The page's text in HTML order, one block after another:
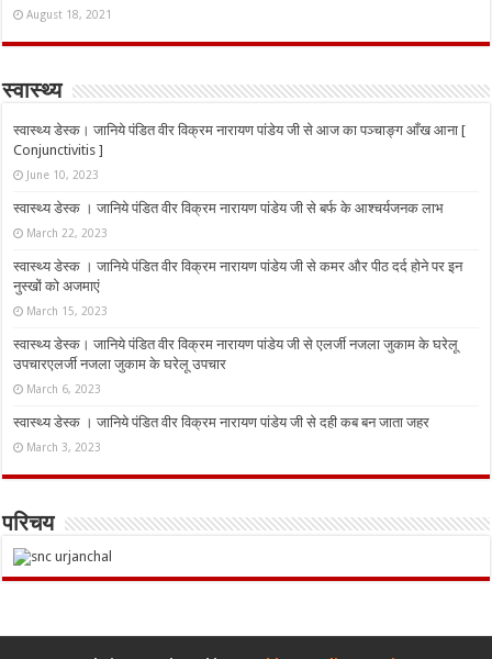
August 18, 2021
स्वास्थ्य
स्वास्थ्य डेस्क। जानिये पंडित वीर विक्रम नारायण पांडेय जी से आज का पञ्चाङ्ग आँख आना [
Conjunctivitis ]
June 10, 2023
स्वास्थ्य डेस्क । जानिये पंडित वीर विक्रम नारायण पांडेय जी से बर्फ के आश्चर्यजनक लाभ
March 22, 2023
स्वास्थ्य डेस्क । जानिये पंडित वीर विक्रम नारायण पांडेय जी से कमर और पीठ दर्द होने पर इन
नुस्‍खों को अजमाएं
March 15, 2023
स्वास्थ्य डेस्क। जानिये पंडित वीर विक्रम नारायण पांडेय जी से एलर्जी नजला जुकाम के घरेलू
उपचारएलर्जी नजला जुकाम के घरेलू उपचार
March 6, 2023
स्वास्थ्य डेस्क । जानिये पंडित वीर विक्रम नारायण पांडेय जी से दही कब बन जाता जहर
March 3, 2023
परिचय